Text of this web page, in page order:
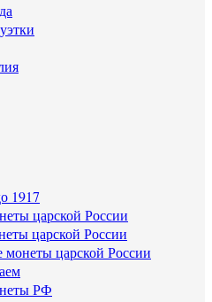
1917
царской России
царской России
монеты царской России
РФ